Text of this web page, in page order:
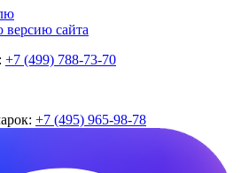
версию сайта
+7 (499) 788-73-70
+7 (495) 965-98-78